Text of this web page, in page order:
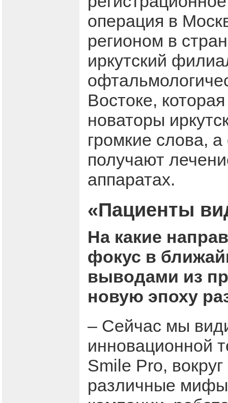
операция в
регионом в
иркутский
Востоке,
новаторы
громкие слова,
получают
аппаратах.
«Пациенты
На какие
фокус в
выводами из
новую эпоху
– Сейчас мы
инновационной
Smile Pro,
различные